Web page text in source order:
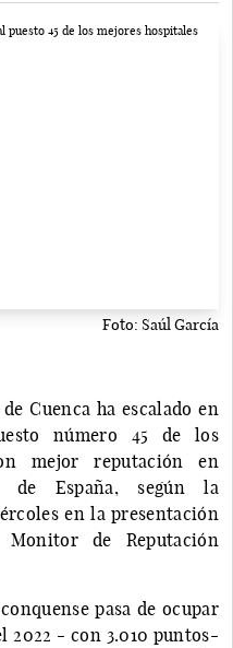
Foto: Saúl García
Cuenca ha escalado en
número 45 de los
mejor reputación en
de España, según la
en la presentación
de Reputación
pasa de ocupar
2022 - con 3.010 puntos-